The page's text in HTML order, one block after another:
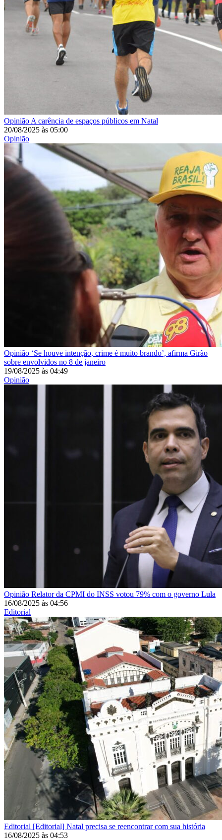
Opinião A carência de espaços públicos em Natal
20/08/2025 às 05:00
Opinião
Opinião ‘Se houve intenção, crime é muito brando’, afirma Girão
sobre envolvidos no 8 de janeiro
19/08/2025 às 04:49
Opinião
Opinião Relator da CPMI do INSS votou 79% com o governo Lula
16/08/2025 às 04:56
Editorial
Editorial [Editorial] Natal precisa se reencontrar com sua história
16/08/2025 às 04:53